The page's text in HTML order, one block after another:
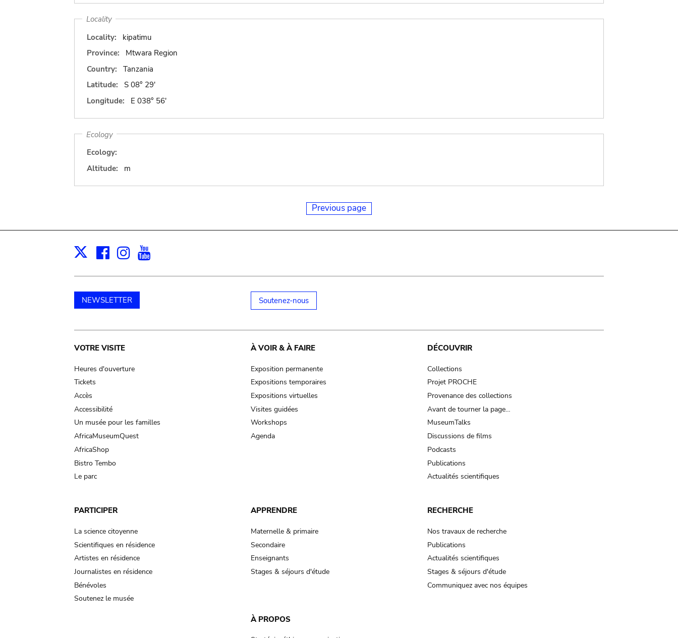
Locality
Locality:
kipatimu
Province:
Mtwara Region
Country:
Tanzania
Latitude:
S 08° 29'
Longitude:
E 038° 56'
Ecology
Ecology:
Altitude:
m
Previous page
X Facebook
Instagram
NEWSLETTER Soutenez-nous
Main
navigation
VOTRE VISITE
Heures d'ouverture
Tickets
Accès
Accessibilité
Un musée pour les familles
AfricaMuseumQuest
AfricaShop
Bistro Tembo
Le parc
À VOIR & À FAIRE
Exposition permanente
Expositions temporaires
Expositions virtuelles
Visites guidées
Workshops
Agenda
DÉCOUVRIR
Collections
Projet PROCHE
Provenance des collections
Avant de tourner la page…
MuseumTalks
Discussions de films
Podcasts
Publications
Actualités scientifiques
PARTICIPER
La science citoyenne
Scientifiques en résidence
Artistes en résidence
Journalistes en résidence
Bénévoles
Soutenez le musée
APPRENDRE
Maternelle & primaire
Secondaire
Enseignants
Stages & séjours d'étude
RECHERCHE
Nos travaux de recherche
Publications
Actualités scientifiques
Stages & séjours d'étude
Communiquez avec nos équipes
À PROPOS